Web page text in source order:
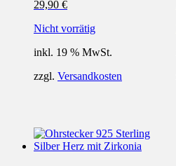
29,90 €
Nicht vorrätig
inkl. 19 % MwSt.
zzgl. Versandkosten